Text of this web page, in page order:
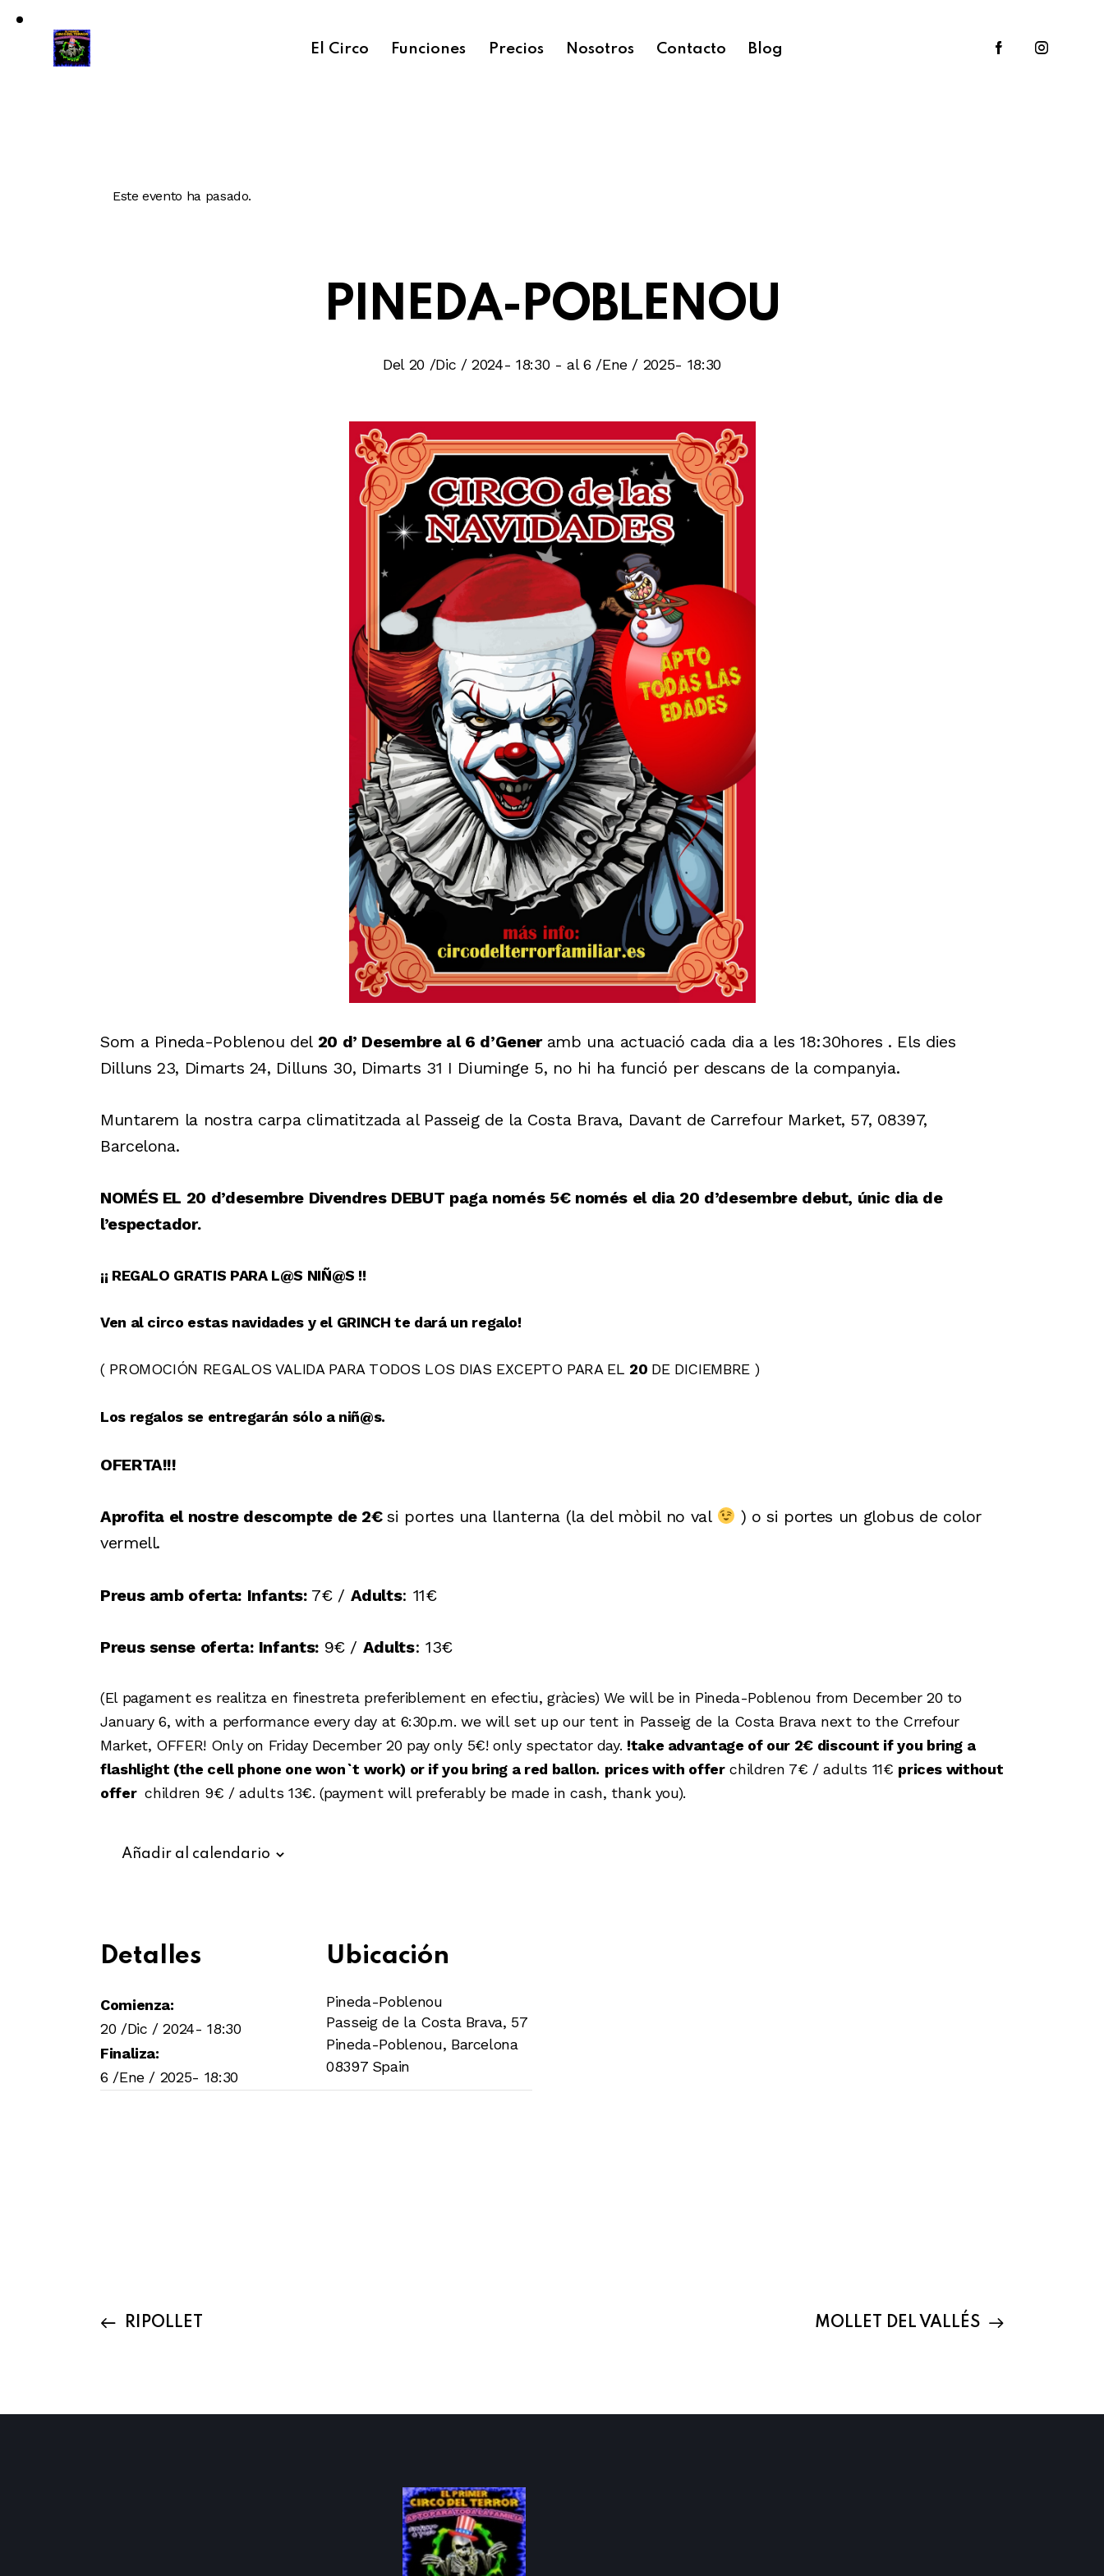
El Circo Funciones Precios Nosotros Contacto Blog
Este evento ha pasado.
PINEDA-POBLENOU
Del 20 /Dic / 2024- 18:30-al 6 /Ene / 2025- 18:30
Som a Pineda-Poblenou del 20 d’ Desembre al 6 d’Gener amb una actuació cada dia a les 18:30hores . Els dies
Dilluns 23, Dimarts 24, Dilluns 30, Dimarts 31 I Diuminge 5, no hi ha funció per descans de la companyia.
Muntarem la nostra carpa climatitzada al Passeig de la Costa Brava, Davant de Carrefour Market, 57, 08397,
Barcelona.
NOMÉS EL 20 d’desembre Divendres DEBUT paga només 5€ només el dia 20 d’desembre debut, únic dia de
l’espectador.
¡¡ REGALO GRATIS PARA L@S NIÑ@S !!
Ven al circo estas navidades y el GRINCH te dará un regalo!
( PROMOCIÓN REGALOS VALIDA PARA TODOS LOS DIAS EXCEPTO PARA EL 20 DE DICIEMBRE )
Los regalos se entregarán sólo a niñ@s.
OFERTA!!!
Aprofita el nostre descompte de 2€si portes una llanterna (la del mòbil no val
) o si portes un globus de color
vermell.
Preus amb oferta: Infants:7€ / Adults: 11€
Preus sense oferta: Infants:9€ / Adults: 13€
(El pagament es realitza en finestreta preferiblement en efectiu, gràcies) We will be in Pineda-Poblenou from December 20 to
January 6, with a performance every day at 6:30p.m. we will set up our tent in Passeig de la Costa Brava next to the Crrefour
Market, OFFER! Only on Friday December 20 pay only 5€! only spectator day. !take advantage of our 2€ discount if you bring a
flashlight (the cell phone one won`t work) or if you bring a red ballon. prices with offerchildren 7€ / adults 11€ prices without
offer children 9€ / adults 13€. (payment will preferably be made in cash, thank you).
Añadir al calendario
Detalles
Comienza:
20 /Dic / 2024- 18:30
Finaliza:
6 /Ene / 2025- 18:30
Ubicación
Pineda-Poblenou
Passeig de la Costa Brava, 57
Pineda-Poblenou, Barcelona
08397 Spain
RIPOLLET MOLLET DEL VALLÉS